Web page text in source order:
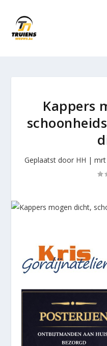
Kappers
Geplaatst door HH | mrt